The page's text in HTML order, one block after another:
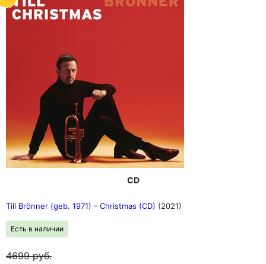
CD
Till Brönner (geb. 1971) - Christmas (CD) (2021)
Есть в наличии
4699руб.